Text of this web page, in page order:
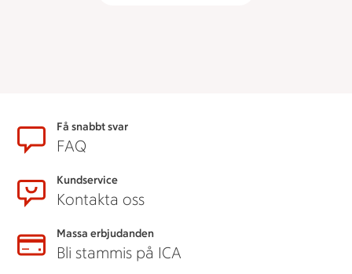
SidfotFå snabbt svar
FAQ
Kundservice
Kontakta oss
Massa erbjudanden
Bli stammis på ICA